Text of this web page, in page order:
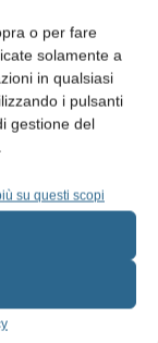
o per fare
solamente a
in qualsiasi
i pulsanti
gestione del
su questi scopi
di medici
adottate per
a
per le
in medicina
fa perdere
ad una scarsa
nel SSN. Al
ospedali